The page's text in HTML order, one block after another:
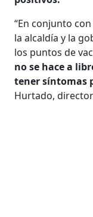
“En conjunto
la alcaldía y la
los puntos de
no se hace a
tener síntomas
Hurtado,